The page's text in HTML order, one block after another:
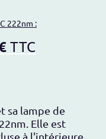
222nm :
TTC
sa lampe de
Elle est
à l'intérieure